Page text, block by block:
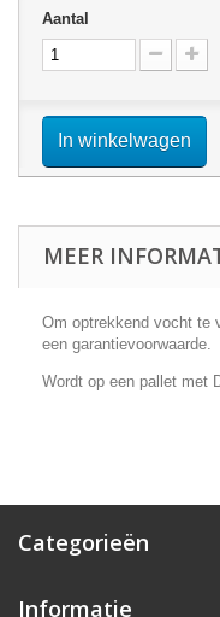
Aantal
In winkelwagen
MEER
Om optrekkend vocht te
een garantievoorwaarde.
Wordt op een pallet met
Categorieën
Informatie